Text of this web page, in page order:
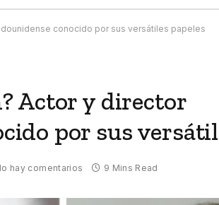
conocido por sus versátiles papeles
Actor y director
por sus
hay comentarios 9 Mins Read